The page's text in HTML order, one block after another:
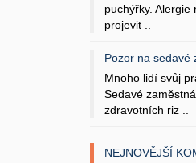
puchýřky.
projevit ..
Pozor na sedavé
Mnoho lidí svůj
Sedavé
zdravotních riz ..
NEJNOVĚJŠÍ